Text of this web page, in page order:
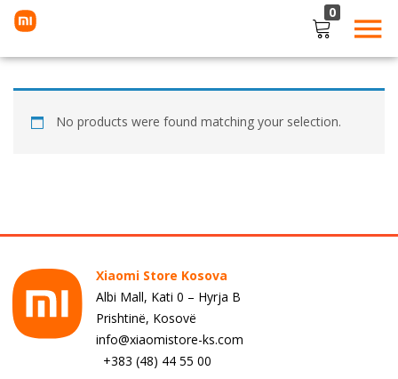
0
No products were found matching your selection.
Xiaomi Store Kosova
Albi Mall, Kati 0 – Hyrja B
Prishtinë, Kosovë
info@xiaomistore-ks.com
+383 (48) 44 55 00